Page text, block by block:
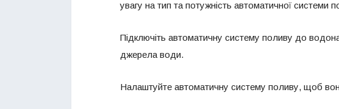
увагу на тип та потужність автоматичної системи
Підключіть автоматичну систему поливу до
джерела води.
Налаштуйте автоматичну систему поливу, щоб